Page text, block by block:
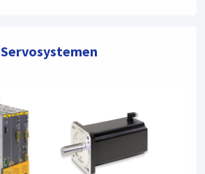
Servosystemen